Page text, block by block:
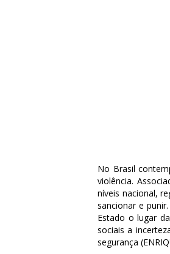
No Brasil
violência.
níveis nacional,
sancionar e
Estado o lugar
sociais a
segurança